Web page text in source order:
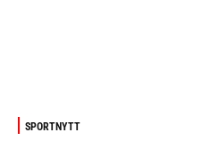
SPORTNYTT